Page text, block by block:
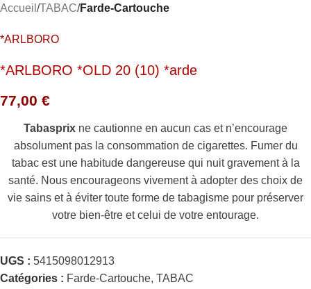
Accueil TABAC Farde-Cartouche
*ARLBORO
*ARLBORO *OLD 20 (10) *arde
77,00 €
Tabasprix ne cautionne en aucun cas et n’encourage
absolument pas la consommation de cigarettes. Fumer du
tabac est une habitude dangereuse qui nuit gravement à la
santé. Nous encourageons vivement à adopter des choix de
vie sains et à éviter toute forme de tabagisme pour préserver
votre bien-être et celui de votre entourage.
UGS : 5415098012913
Catégories : Farde-Cartouche, TABAC